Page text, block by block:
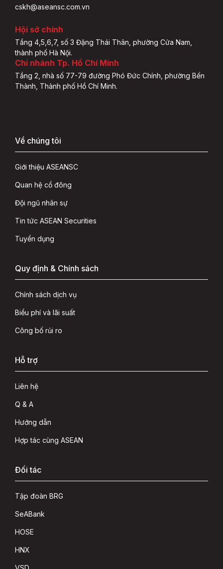
cskh@aseansc.com.vn
Hội sở chính
Tầng 4,5,6,7, số 3 Đặng Thái Thân, phường Cửa Nam,
thành phố Hà Nội.
Chi nhánh Tp. Hồ Chí Minh
Tầng 2, nhà số 77-79 đường Phó Đức Chính, phường Bến
Thành, Thành phố Hồ Chí Minh.
Về chúng tôi
Giới thiệu ASEANSC
Quan hệ cổ đông
Đội ngũ nhân sự
Tin tức ASEAN Securities
Tuyển dụng
Quy định & Chính sách
Chính sách dịch vụ
Biểu phí và lãi suất
Công bố rủi ro
Hỗ trợ
Liên hệ
Q & A
Hướng dẫn
Hợp tác cùng ASEAN
Đối tác
Tập đoàn BRG
SeABank
HOSE
HNX